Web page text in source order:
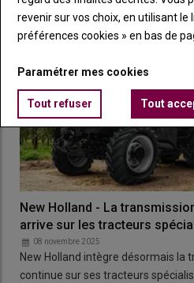
New Holland - La
arrive sur les tracteurs
08 novembre 2025
New Holland intègre désormais la
continue sur ses tracteurs
revenir sur vos choix, en utilisant le
préférences cookies » en bas de
Paramétrer mes cookies
Tout refuser Tout